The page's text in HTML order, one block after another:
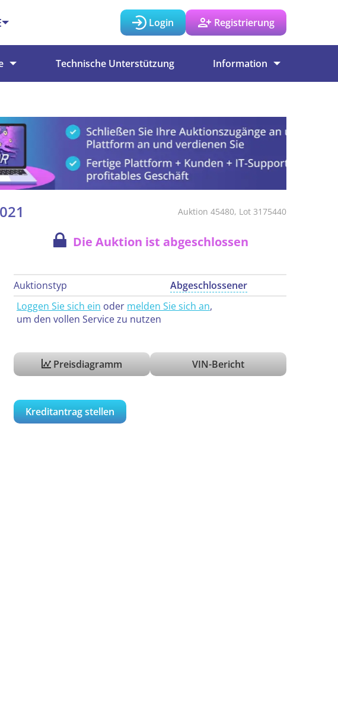
Login Registrierung
Technische Unterstützung Information
Auktion 45480, Lot 3175440
Die Auktion ist abgeschlossen
Auktionstyp
Abgeschlossener
Loggen Sie sich ein oder melden Sie sich an,
um den vollen Service zu nutzen
Preisdiagramm VIN-Bericht
Kreditantrag stellen